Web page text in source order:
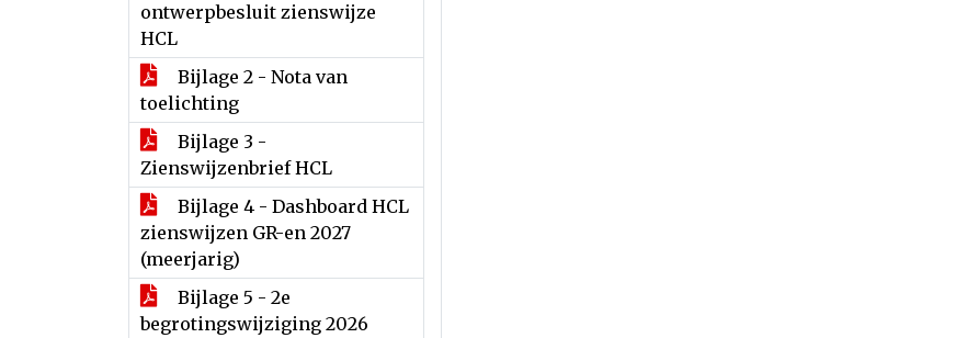
ontwerpbesluit zienswijze
HCL
Bijlage 2 - Nota van
toelichting
Bijlage 3 -
Zienswijzenbrief HCL
Bijlage 4 - Dashboard HCL
zienswijzen GR-en 2027
(meerjarig)
Bijlage 5 - 2e
begrotingswijziging 2026